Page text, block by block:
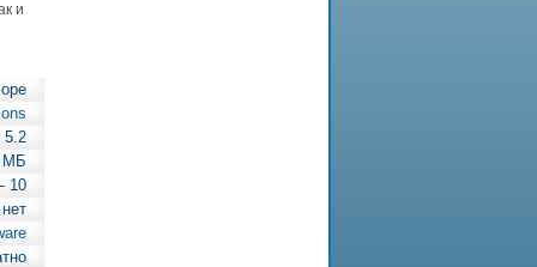
и
5.2
МБ
10